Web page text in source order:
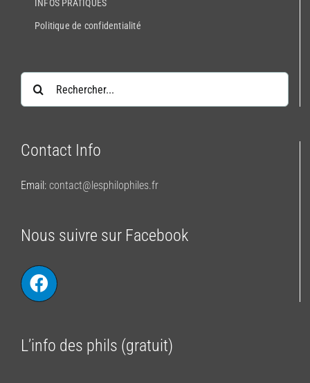
INFOS PRATIQUES
Politique de confidentialité
Rechercher:
Contact Info
Email: contact@lesphilophiles.fr
Nous suivre sur Facebook
L’info des phils (gratuit)